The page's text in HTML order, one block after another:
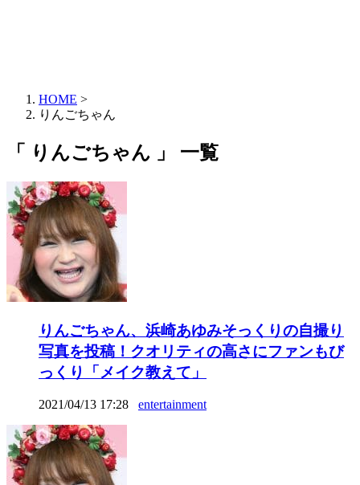
HOME >
りんごちゃん
「 りんごちゃん 」 一覧
りんごちゃん、浜崎あゆみそっくりの自撮り
写真を投稿！クオリティの高さにファンもび
っくり「メイク教えて」
2021/04/13 17:28 entertainment